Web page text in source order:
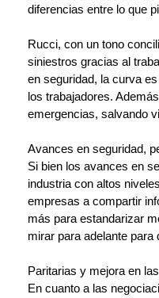
diferencias entre lo que
Rucci, con un tono
siniestros gracias al
en seguridad, la curva
los trabajadores.
emergencias, salvando
Avances en seguridad,
Si bien los avances en
industria con altos
empresas a compartir
más para estandarizar
mirar para adelante
Paritarias y mejora en
En cuanto a las